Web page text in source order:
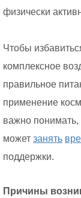
физически
Чтобы
комплексное
правильное
применение
важно понимать,
может занять
поддержки.
Причины